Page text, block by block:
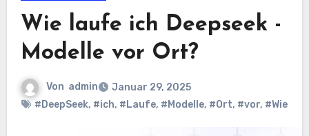
Wie laufe ich Deepseek -
Modelle vor Ort?
Von admin
Januar 29, 2025
#DeepSeek, #ich, #Laufe, #Modelle, #Ort, #vor, #Wie